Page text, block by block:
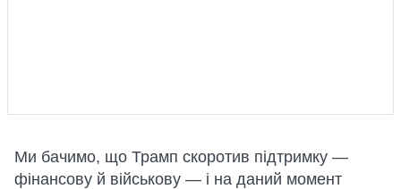
Ми бачимо, що Трамп скоротив підтримку —
фінансову й військову — і на даний момент